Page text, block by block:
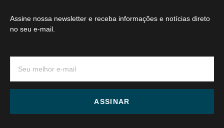
Assine nossa newsletter e receba informações e notícias direto
no seu e-mail.
ASSINAR